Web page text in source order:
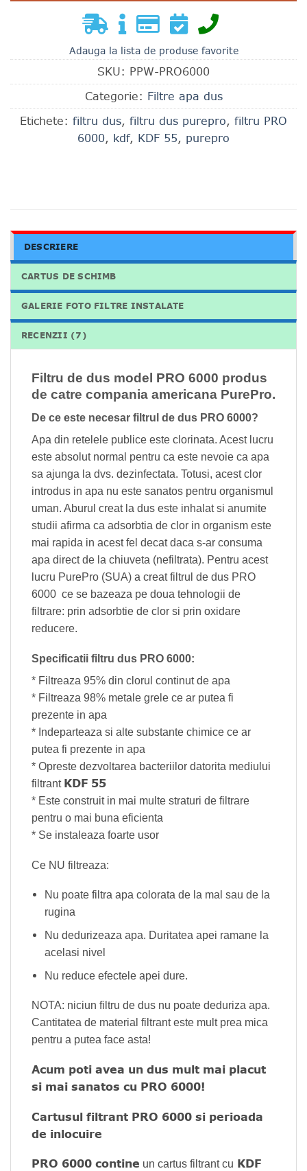
Adauga la lista de produse favorite
SKU: PPW-PRO6000
Categorie: Filtre apa dus
Etichete: filtru dus, filtru dus purepro, filtru PRO
6000, kdf, KDF 55, purepro
DESCRIERE
CARTUS DE SCHIMB
GALERIE FOTO FILTRE INSTALATE
RECENZII (7)
Filtru de dus model PRO 6000 produs
de catre compania americana PurePro.
De ce este necesar filtrul de dus PRO 6000?
Apa din retelele publice este clorinata. Acest lucru
este absolut normal pentru ca este nevoie ca apa
sa ajunga la dvs. dezinfectata. Totusi, acest clor
introdus in apa nu este sanatos pentru organismul
uman. Aburul creat la dus este inhalat si anumite
studii afirma ca adsorbtia de clor in organism este
mai rapida in acest fel decat daca s-ar consuma
apa direct de la chiuveta (nefiltrata). Pentru acest
lucru PurePro (SUA) a creat filtrul de dus PRO
6000 ce se bazeaza pe doua tehnologii de
filtrare: prin adsorbtie de clor si prin oxidare
reducere.
Specificatii filtru dus PRO 6000:
* Filtreaza 95% din clorul continut de apa
* Filtreaza 98% metale grele ce ar putea fi
prezente in apa
* Indeparteaza si alte substante chimice ce ar
putea fi prezente in apa
* Opreste dezvoltarea bacteriilor datorita mediului
filtrant KDF 55
* Este construit in mai multe straturi de filtrare
pentru o mai buna eficienta
* Se instaleaza foarte usor
Ce NU filtreaza:
Nu poate filtra apa colorata de la mal sau de la
rugina
Nu dedurizeaza apa. Duritatea apei ramane la
acelasi nivel
Nu reduce efectele apei dure.
NOTA: niciun filtru de dus nu poate deduriza apa.
Cantitatea de material filtrant este mult prea mica
pentru a putea face asta!
Acum poti avea un dus mult mai placut
si mai sanatos cu PRO 6000!
Cartusul filtrant PRO 6000 si perioada
de inlocuire
PRO 6000 contine un cartus filtrant cu KDF